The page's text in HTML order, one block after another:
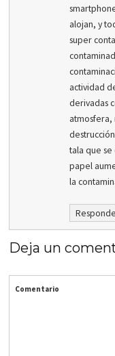
alojan, y
super
actividad
derivadas
atmosfera,
tala que se
papel
la
Deja un
Comentario